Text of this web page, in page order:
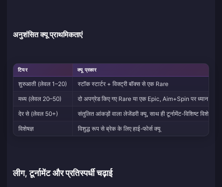
अनुशंसित क्यू प्राथमिकताएं
टियर क्यू प्रकार
शुरुआती (लेवल 1–20)
स्टॉक स्टार्टर + विक्ट्री बॉक्स से एक Rare
मध्य (लेवल 20–50)
दो अपग्रेड किए गए Rare या एक Epic, Aim+Spin पर ध्यान दें
देर से (लेवल 50+)
संतुलित आंकड़ों वाला लेजेंडरी क्यू, साथ ही टूर्नामेंट-विशिष्ट विशेषज्ञ
विशेषज्ञ
विशुद्ध रूप से ब्रेक के लिए हाई-फोर्स क्यू
लीग, टूर्नामेंट और प्रतिस्पर्धी चढ़ाई